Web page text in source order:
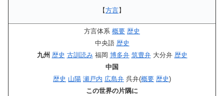
【方言】
方言体系 概要 歴史
中央語 歴史
九州 歴史 古訓読み福岡 博多弁 筑豊弁大分弁 歴史
中国
歴史 山陽 瀬戸内 広島弁 呉弁(概要 歴史)
この世界の片隅に